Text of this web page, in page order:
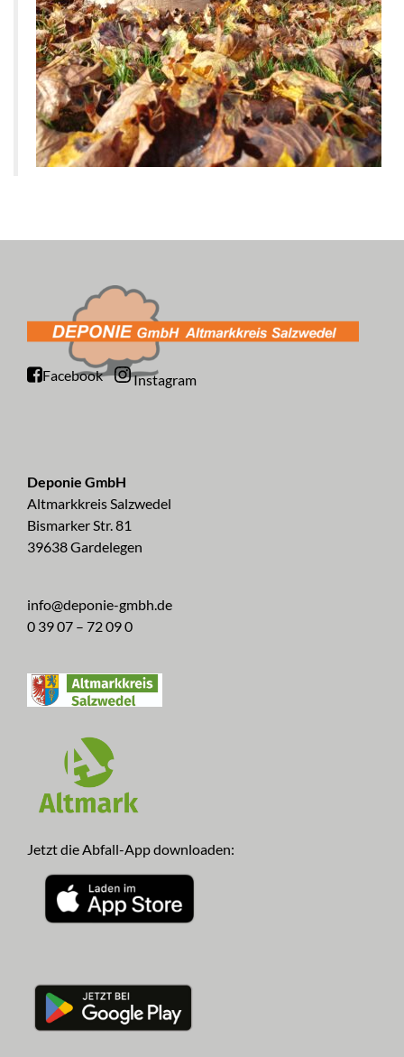
Facebook Instagram
Deponie GmbH
Altmarkkreis Salzwedel
Bismarker Str. 81
39638 Gardelegen
info@deponie-gmbh.de
0 39 07 – 72 09 0
Jetzt die Abfall-App downloaden: